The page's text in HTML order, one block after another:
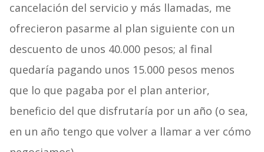
cancelación del servicio y más llamadas, me
ofrecieron pasarme al plan siguiente con un
descuento de unos 40.000 pesos; al final
quedaría pagando unos 15.000 pesos menos
que lo que pagaba por el plan anterior,
beneficio del que disfrutaría por un año (o sea,
en un año tengo que volver a llamar a ver cómo